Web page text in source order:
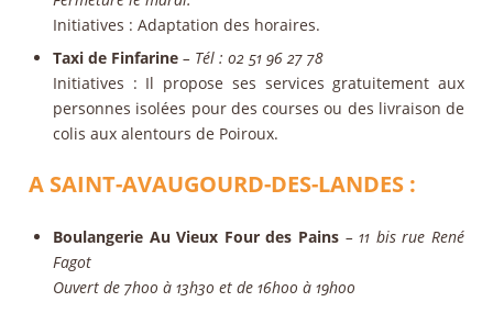
Initiatives : Adaptation des horaires.
Taxi de Finfarine – Tél : 02 51 96 27 78
Initiatives : Il propose ses services gratuitement aux
personnes isolées pour des courses ou des livraison de
colis aux alentours de Poiroux.
A SAINT-AVAUGOURD-DES-LANDES :
Boulangerie Au Vieux Four des Pains – 11 bis rue René
Fagot
Ouvert de 7h00 à 13h30 et de 16h00 à 19h00